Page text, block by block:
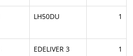
LH50DU 1
EDELIVER 3 1